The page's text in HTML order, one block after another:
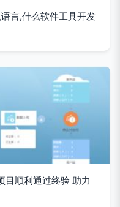
言,什么软件工具开发
目顺利通过终验 助力